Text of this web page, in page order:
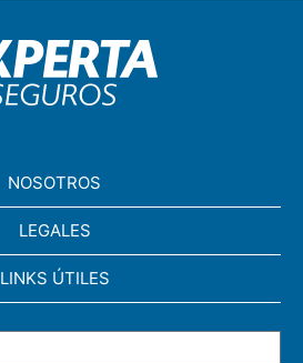
NOSOTROS
LEGALES
LINKS ÚTILES